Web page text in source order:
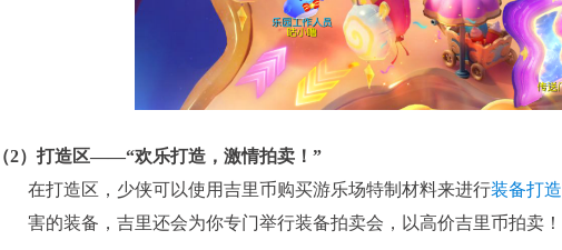
（2）打造区——“欢乐打造，激情拍卖！”
在打造区，少侠可以使用吉里币购买游乐场特制材料来进行装备打造
害的装备，吉里还会为你专门举行装备拍卖会，以高价吉里币拍卖！